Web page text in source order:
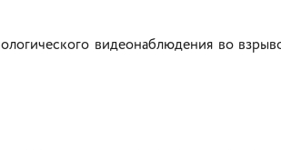
видеонаблюдения во